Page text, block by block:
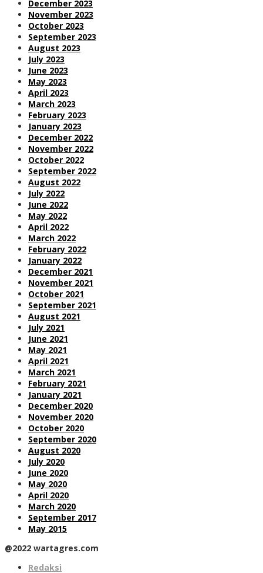
December 2023
November 2023
October 2023
September 2023
August 2023
July 2023
June 2023
May 2023
April 2023
March 2023
February 2023
January 2023
December 2022
November 2022
October 2022
September 2022
August 2022
July 2022
June 2022
May 2022
April 2022
March 2022
February 2022
January 2022
December 2021
November 2021
October 2021
September 2021
August 2021
July 2021
June 2021
May 2021
April 2021
March 2021
February 2021
January 2021
December 2020
November 2020
October 2020
September 2020
August 2020
July 2020
June 2020
May 2020
April 2020
March 2020
September 2017
May 2015
@2022 wartagres.com
Redaksi